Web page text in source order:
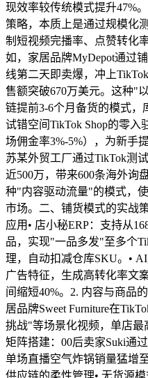
现效率较传统模式提升47%
策略，本质上是通过规模化
制短视频完播率、点赞转化
如，家居品牌MyDepot通过
线第二天即卖爆，冲上
售额突破670万美元。这种"
链提前3-6个月备货的模式，
试错空间TikTok Shop的零
场佣金率3%-5%），为新手
苏某外贸工厂通过TikTok测
近500万，带来600条海外询
种"内容驱动流量"的模式，
市场。二、铺货模式的实战
应用• 店小秘ERP：支持从
品，实现"一品多发"至多个
理，自动扣减仓库SKU。•
广告特征，生成高转化率文
间缩短40%。2. 内容与商品
居品牌Sweet Furniture在
挑战"等场景化视频，单店最
矩阵搭建：00后卖家Suki通
单场直播空气炸锅销量猛增
供应链的柔性管理• 无货源